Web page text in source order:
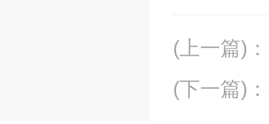
(上一篇) ：
(下一篇) ：